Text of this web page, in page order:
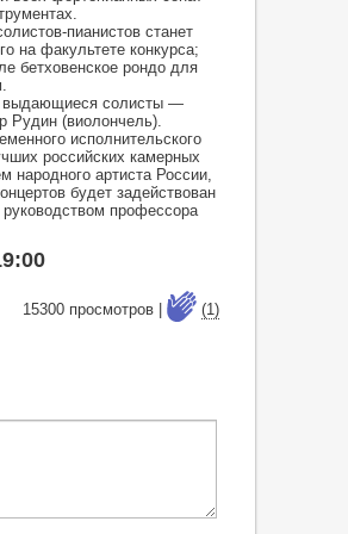
пианистов станет
на факультете конкурса;
бетховенское рондо для
выдающиеся солисты —
Рудин (виолончель).
исполнительского
российских камерных
народного артиста России,
будет задействован
профессора
15300 просмотров |
(1)